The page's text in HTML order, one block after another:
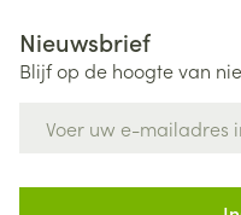
Nieuwsbrief
Blijf op de hoogte van